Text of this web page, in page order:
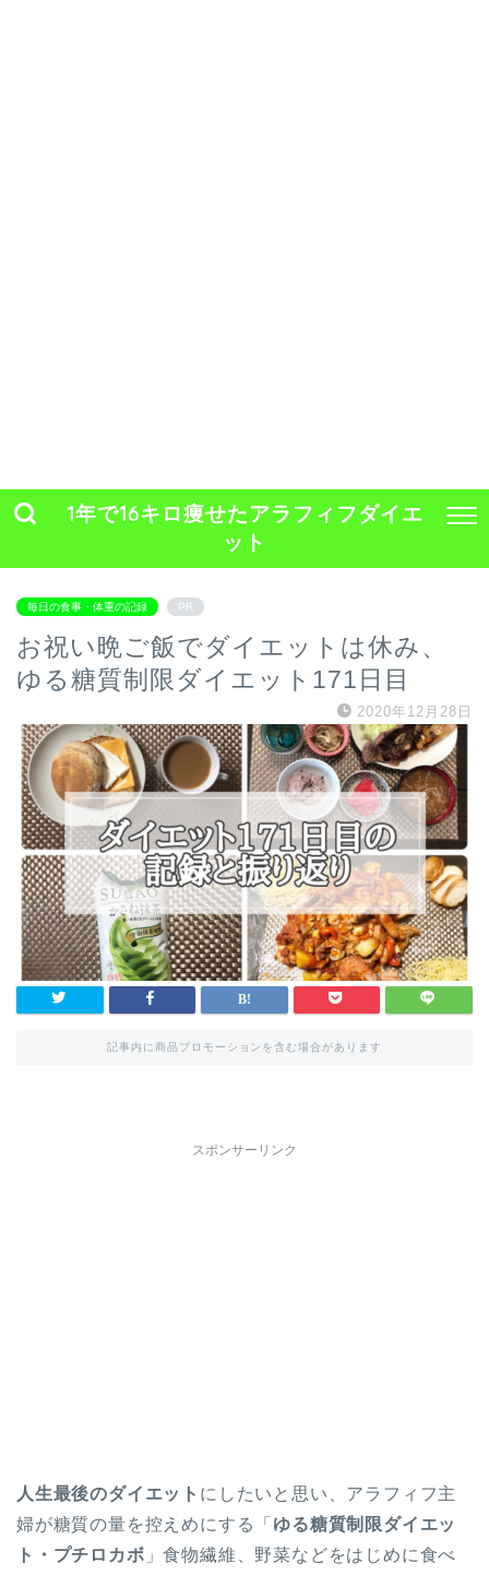
1年で16キロ痩せたアラフィフダイエ
ット
毎日の食事・体重の記録 PR
お祝い晩ご飯でダイエットは休み、
ゆる糖質制限ダイエット171日目
2020年12月28日
記事内に商品プロモーションを含む場合があります
スポンサーリンク
人生最後のダイエット にしたいと思い、アラフィフ主
婦が糖質の量を控えめにする「 ゆる糖質制限ダイエッ
ト・プチロカボ 」食物繊維、野菜などをはじめに食べ